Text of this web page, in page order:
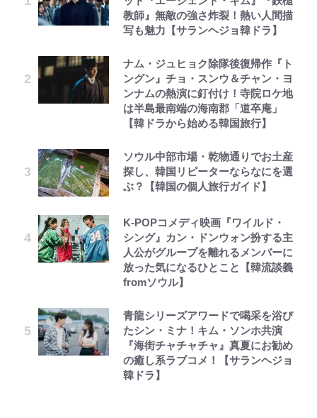
教師』無敵の強さ炸裂！熱い人間描
写も魅力【サランヘジョ韓ドラ】
ナム・ジュヒョク除隊後復帰作『ト
ングン』チョ・スンウ＆チャン・ヨ
ンナムの熱演に釘付け！寺院ロケ地
は半島最南端の海南郡「道卒庵」
【韓ドラから始める韓国旅行】
ソウル中部市場・乾物通りでお土産
探し、韓国リピーターならなにを選
ぶ？【韓国の個人旅行ガイド】
K-POPコメディ映画『ワイルド・
シング』カン・ドンウォン扮する主
人公がグループを離れるメンバーに
放った気になるひとこと【韓流談義
fromソウル】
青龍シリーズアワードで喝采を浴び
たシン・ミナ！キム・ソンホ共演
『海街チャチャチャ』真夏にお勧め
の癒し系ラブコメ！【サランヘジョ
韓ドラ】